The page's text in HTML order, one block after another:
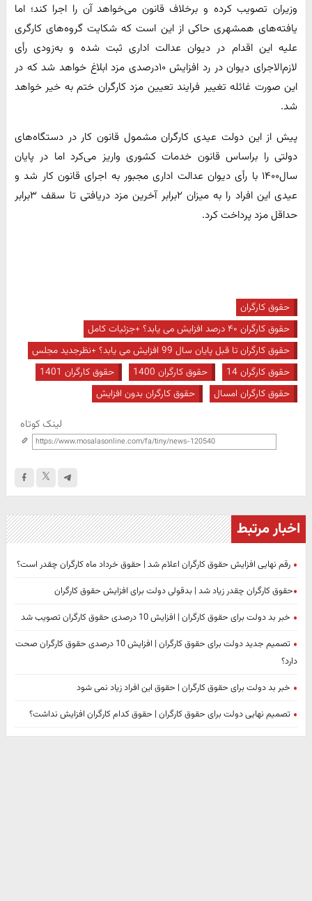
وزیران تصویب کرده و برخلاف قانون می‌خواهد آن را اجرا کند؛ اما
یافته‌های همشهری حاکی از این است که شکایت گروه‌های کارگری
علیه این اقدام در دیوان عدالت اداری ثبت شده و به‌زودی رأی
لازم‌الاجرای دیوان در رد افزایش ۱۰درصدی مزد ابلاغ خواهد شد که در
این صورت غائله تغییر فرایند تعیین مزد کارگران ختم به خیر خواهد
شد.
پیش‌ از این دولت عیدی کارگران مشمول قانون کار در دستگاه‌های
دولتی را براساس قانون خدمات کشوری واریز می‌کرد اما در پایان
سال۱۴۰۰ با رأی دیوان عدالت اداری مجبور به اجرای قانون کار شد و
عیدی این افراد را به میزان ۲برابر آخرین مزد دریافتی تا سقف ۳برابر
حداقل مزد پرداخت کرد.
حقوق کارگران
حقوق کارگران ۴۰ درصد افزایش می یابد؟ +جزئیات کامل
حقوق کارگران تا قبل پایان سال 99 افزایش می یابد؟ +نظرجدید مجلس
حقوق کارگران 14
حقوق کارگران 1400
حقوق کارگران 1401
حقوق کارگران امسال
حقوق کارگران بدون افزایش
لینک کوتاه
اخبار مرتبط
رقم نهایی افزایش حقوق کارگران اعلام شد | حقوق خرداد ماه کارگران چقدر است؟
​حقوق کارگران چقدر زیاد شد | بدقولی دولت برای افزایش حقوق کارگران
خبر بد دولت برای حقوق کارگران | افزایش 10 درصدی حقوق کارگران تصویب شد
تصمیم جدید دولت برای حقوق کارگران | افزایش 10 درصدی حقوق کارگران صحت
دارد؟
خبر بد دولت برای حقوق کارگران | حقوق این افراد زیاد نمی شود
تصمیم نهایی دولت برای حقوق کارگران | حقوق کدام کارگران افزایش نداشت؟